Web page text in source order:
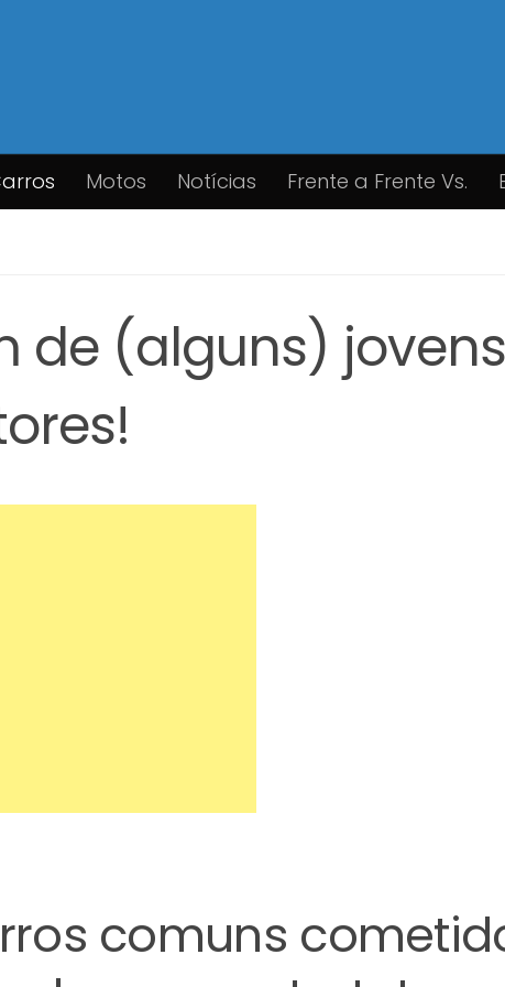
Motos Notícias Frente a Frente Vs.
de (alguns) jovens
comuns